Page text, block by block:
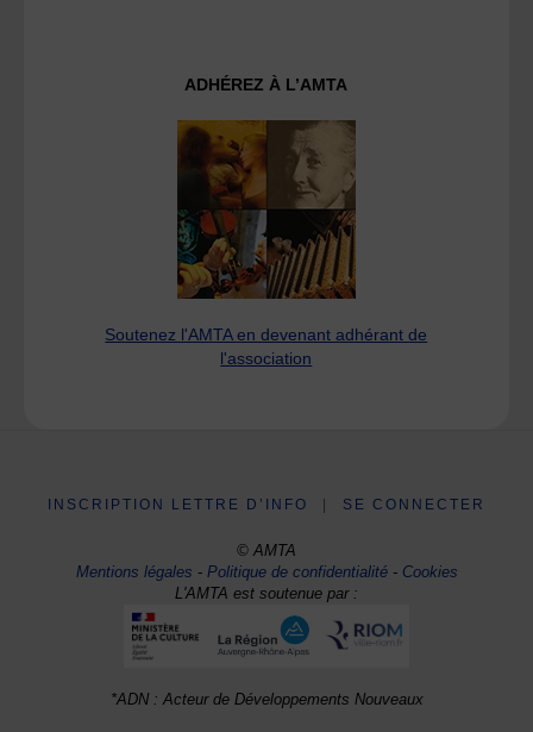
ADHÉREZ À L’AMTA
Soutenez l'AMTA en devenant adhérant de
l'association
INSCRIPTION LETTRE D’INFO SE CONNECTER
© AMTA
Mentions légales -Politique de confidentialité- Cookies
L'AMTA est soutenue par :
*ADN : Acteur de Développements Nouveaux